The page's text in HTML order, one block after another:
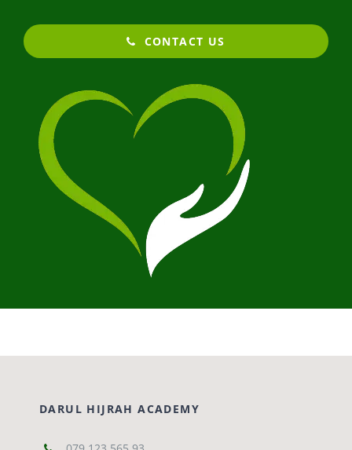
CONTACT US
DARUL HIJRAH ACADEMY